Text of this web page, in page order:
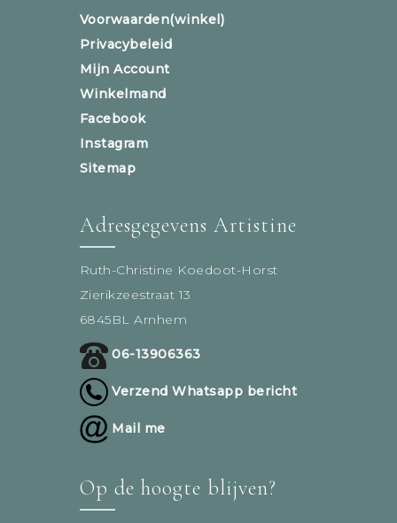
Voorwaarden(winkel)
Privacybeleid
Mijn Account
Winkelmand
Facebook
Instagram
Sitemap
Adresgegevens Artistine
Ruth-Christine Koedoot-Horst
Zierikzeestraat 13
6845BL Arnhem
06-13906363
Verzend Whatsapp bericht
Mail me
Op de hoogte blijven?